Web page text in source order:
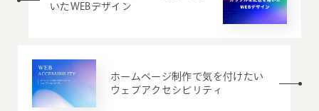
いたWEBデザイン
ホームページ制作で気を付けたい
ウェブアクセシビリティ